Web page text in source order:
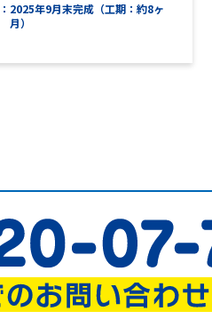
2025年9月末完成（工期：約8ヶ
月）